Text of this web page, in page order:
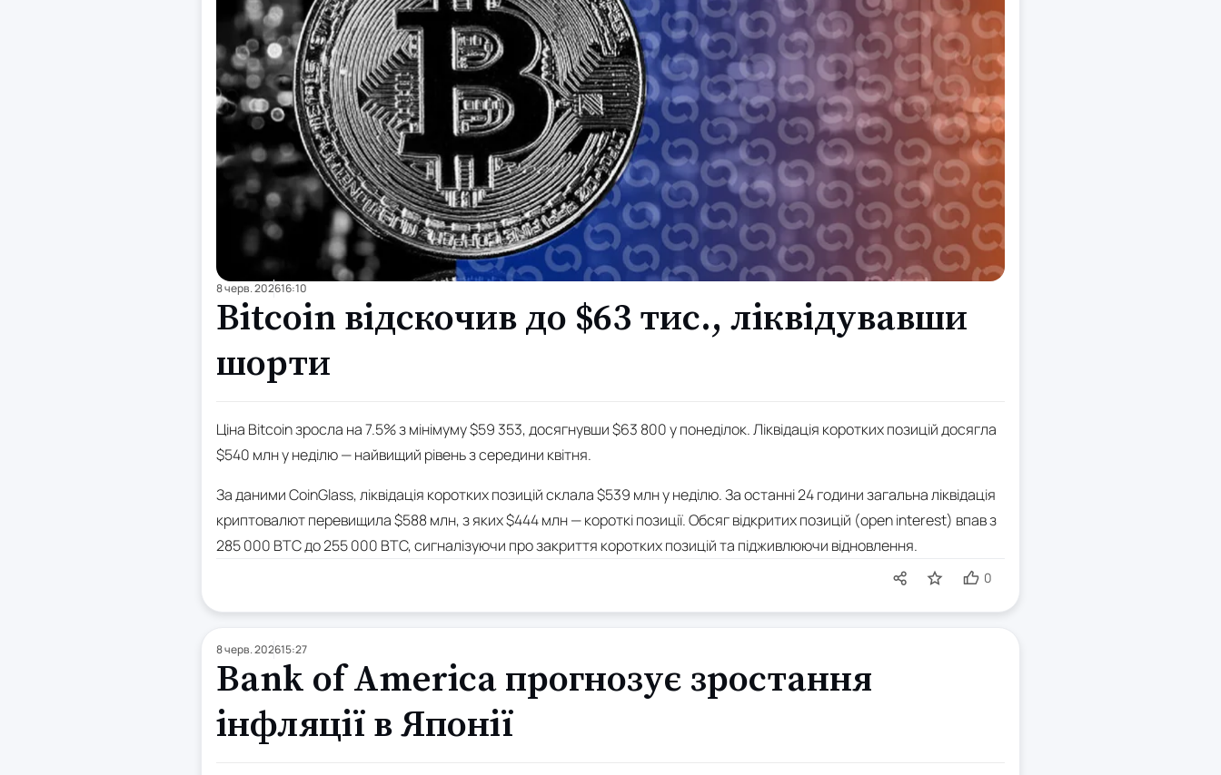
8 черв. 202616:10
Bitcoin відскочив до $63 тис., ліквідувавши
шорти
Ціна Bitcoin зросла на 7.5% з мінімуму $59 353, досягнувши $63 800 у понеділок. Ліквідація коротких позицій досягла
$540 млн у неділю — найвищий рівень з середини квітня.
За даними CoinGlass, ліквідація коротких позицій склала $539 млн у неділю. За останні 24 години загальна ліквідація
криптовалют перевищила $588 млн, з яких $444 млн — короткі позиції. Обсяг відкритих позицій (open interest) впав з
285 000 BTC до 255 000 BTC, сигналізуючи про закриття коротких позицій та підживлюючи відновлення.
0
8 черв. 202615:27
Bank of America прогнозує зростання
інфляції в Японії